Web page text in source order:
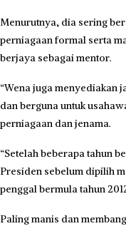
Menurutnya, dia sering
perniagaan formal serta
berjaya sebagai mentor.
“Wena juga menyediakan
dan berguna untuk
perniagaan dan jenama.
“Setelah beberapa tahun
Presiden sebelum dipilih
penggal bermula tahun
Paling manis dan